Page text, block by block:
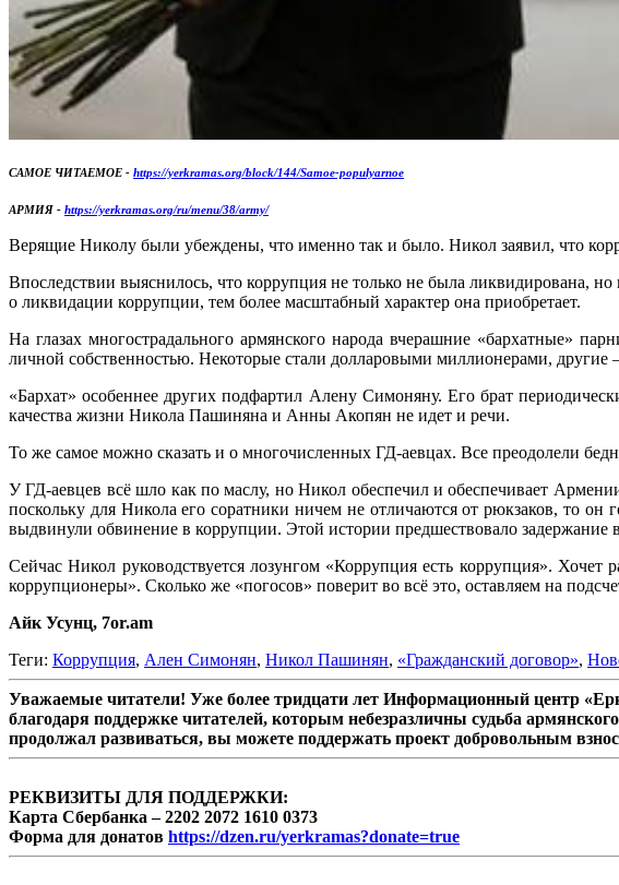
САМОЕ ЧИТАЕМОЕ - https://yerkramas.org/block/144/Samoe-populyarnoe
АРМИЯ - https://yerkramas.org/ru/menu/38/army/
Верящие Николу были убеждены, что именно так и было. Никол заявил, что
Впоследствии выяснилось, что коррупция не только не была ликвидирована,
о ликвидации коррупции, тем более масштабный характер она приобретает.
На глазах многострадального армянского народа вчерашние «бархатные»
личной собственностью. Некоторые стали долларовыми миллионерами, другие
«Бархат» особеннее других подфартил Алену Симоняну. Его брат
качества жизни Никола Пашиняна и Анны Акопян не идет и речи.
То же самое можно сказать и о многочисленных ГД-аевцах. Все преодолели
У ГД-аевцев всё шло как по маслу, но Никол обеспечил и обеспечивает
поскольку для Никола его соратники ничем не отличаются от рюкзаков, то
выдвинули обвинение в коррупции. Этой истории предшествовало
Сейчас Никол руководствуется лозунгом «Коррупция есть коррупция».
коррупционеры». Сколько же «погосов» поверит во всё это, оставляем на
Айк Усунц, 7or.am
Теги: Коррупция, Ален Симонян, Никол Пашинян, «Гражданский договор»,
Уважаемые читатели! Уже более тридцати лет Информационный центр
благодаря поддержке читателей, которым небезразличны судьба
продолжал развиваться, вы можете поддержать проект добровольным
РЕКВИЗИТЫ ДЛЯ ПОДДЕРЖКИ:
Карта Сбербанка – 2202 2072 1610 0373
Форма для донатов https://dzen.ru/yerkramas?donate=true